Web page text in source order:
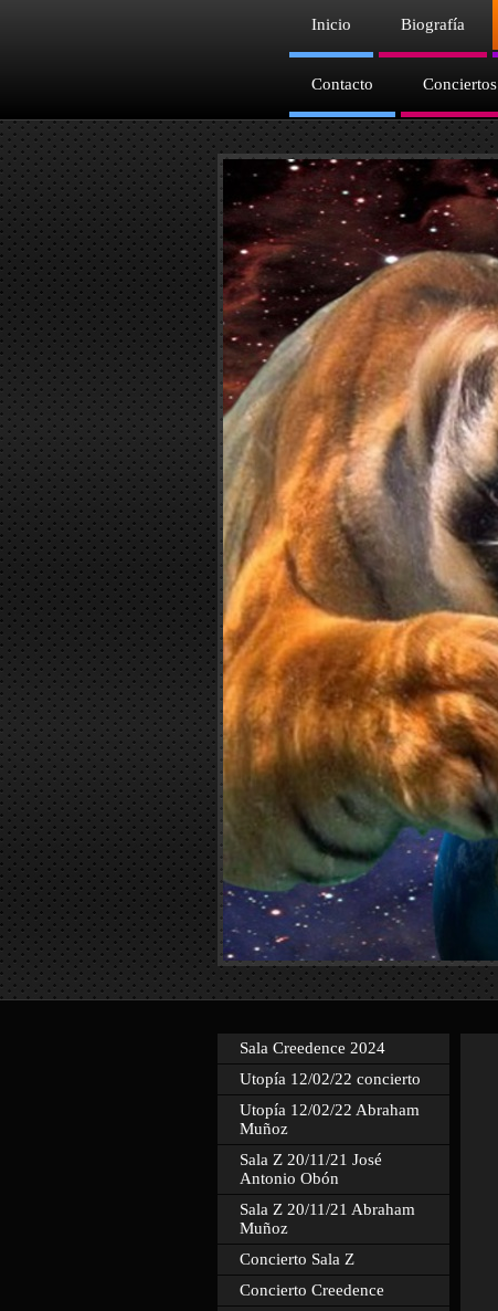
Inicio Biografía
Contacto Conciertos
Sala Creedence 2024
Utopía 12/02/22 concierto
Utopía 12/02/22 Abraham
Muñoz
Sala Z 20/11/21 José
Antonio Obón
Sala Z 20/11/21 Abraham
Muñoz
Concierto Sala Z
Concierto Creedence